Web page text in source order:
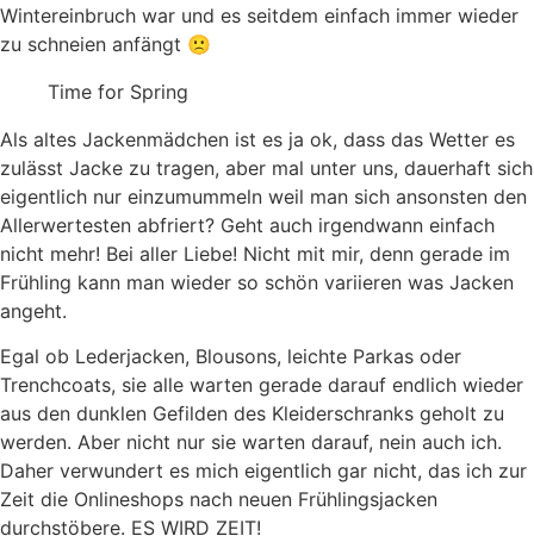
Wintereinbruch war und es seitdem einfach immer wieder
zu schneien anfängt 🙁
Time for Spring
Als altes Jackenmädchen ist es ja ok, dass das Wetter es
zulässt Jacke zu tragen, aber mal unter uns, dauerhaft sich
eigentlich nur einzumummeln weil man sich ansonsten den
Allerwertesten abfriert? Geht auch irgendwann einfach
nicht mehr! Bei aller Liebe! Nicht mit mir, denn gerade im
Frühling kann man wieder so schön variieren was Jacken
angeht.
Egal ob Lederjacken, Blousons, leichte Parkas oder
Trenchcoats, sie alle warten gerade darauf endlich wieder
aus den dunklen Gefilden des Kleiderschranks geholt zu
werden. Aber nicht nur sie warten darauf, nein auch ich.
Daher verwundert es mich eigentlich gar nicht, das ich zur
Zeit die Onlineshops nach neuen Frühlingsjacken
durchstöbere. ES WIRD ZEIT!